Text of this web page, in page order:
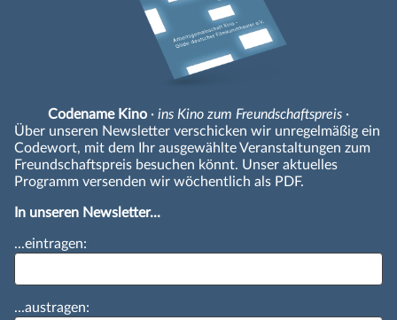
Codename Kino · ins Kino zum Freundschaftspreis ·
Über unseren Newsletter verschicken wir unregelmäßig ein
Codewort, mit dem Ihr ausgewählte Veranstaltungen zum
Freundschaftspreis besuchen könnt. Unser aktuelles
Programm versenden wir wöchentlich als PDF.
In unseren Newsletter...
...eintragen:
...austragen: